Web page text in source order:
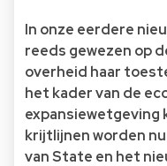
In onze eerdere
reeds gewezen op
overheid haar
het kader van de
expansiewetgeving
krijtlijnen worden
van State en het